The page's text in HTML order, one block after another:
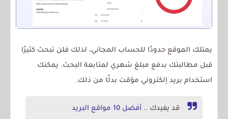
يمتلك الموقع حدودًا للحساب المجاني، لذلك فلن تبحث كثيرًا
قبل مطالبتك بدفع مبلغ شهري لمتابعة البحث. يمكنك
استخدام بريد إلكتروني مؤقت بدلًا من ذلك.
قد يفيدك ..
أفضل 10 مواقع البريد